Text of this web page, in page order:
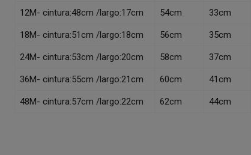
12M- cintura:48cm /largo:17cm 54cm 33cm
18M- cintura:51cm /largo:18cm 56cm 35cm
24M- cintura:53cm /largo:20cm 58cm 37cm
36M- cintura:55cm /largo:21cm 60cm 41cm
48M- cintura:57cm /largo:22cm 62cm 44cm